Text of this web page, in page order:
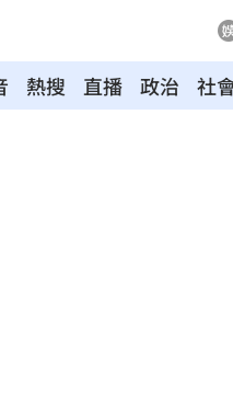
熱搜 直播 政治 社
14:20